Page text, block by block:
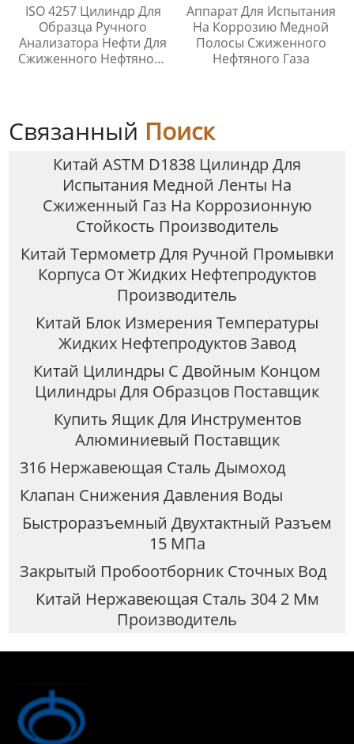
ISO 4257 Цилиндр Для
Образца Ручного
Анализатора Нефти Для
Сжиженного Нефтяного
Аппарат Для Испытания
На Коррозию Медной
Полосы Сжиженного
Нефтяного Газа
Связанный Поиск
Китай ASTM D1838 Цилиндр Для
Испытания Медной Ленты На
Сжиженный Газ На Коррозионную
Стойкость Производитель
Китай Термометр Для Ручной Промывки
Корпуса От Жидких Нефтепродуктов
Производитель
Китай Блок Измерения Температуры
Жидких Нефтепродуктов Завод
Китай Цилиндры С Двойным Концом
Цилиндры Для Образцов Поставщик
Купить Ящик Для Инструментов
Алюминиевый Поставщик
316 Нержавеющая Сталь Дымоход
Клапан Снижения Давления Воды
Быстроразъемный Двухтактный Разъем
15 МПа
Закрытый Пробоотборник Сточных Вод
Китай Нержавеющая Сталь 304 2 Мм
Производитель